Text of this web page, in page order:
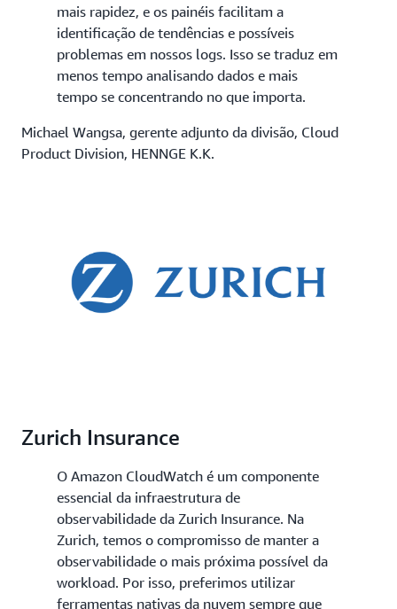
mais rapidez, e os painéis facilitam a
identificação de tendências e possíveis
problemas em nossos logs. Isso se traduz em
menos tempo analisando dados e mais
tempo se concentrando no que importa.
Michael Wangsa, gerente adjunto da divisão, Cloud
Product Division, HENNGE K.K.
Zurich Insurance
O Amazon CloudWatch é um componente
essencial da infraestrutura de
observabilidade da Zurich Insurance. Na
Zurich, temos o compromisso de manter a
observabilidade o mais próxima possível da
workload. Por isso, preferimos utilizar
ferramentas nativas da nuvem sempre que